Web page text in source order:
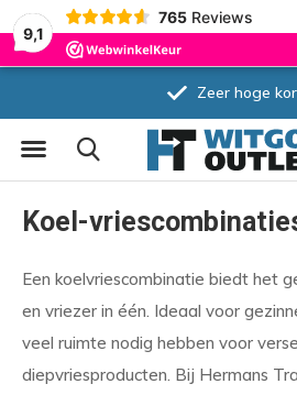
9,1
765 Reviews
Zeer hoge
Koel-
Een koelvriescombinatie biedt het
en vriezer in één. Ideaal voor
veel ruimte nodig hebben voor
diepvriesproducten. Bij Hermans